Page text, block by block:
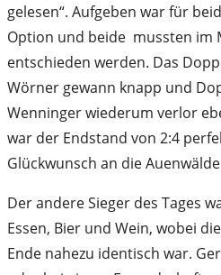
gelesen“. Aufgeben war für
Option und beide mussten im
entschieden werden. Das
Wörner gewann knapp und
Wenninger wiederum verlor
war der Endstand von 2:4
Glückwunsch an die
Der andere Sieger des Tages
Essen, Bier und Wein, wobei
Ende nahezu identisch war.